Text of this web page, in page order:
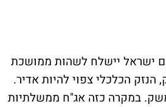
ישראל יישלח לשהות ממושכת
הכלכלי צפוי להיות אדיר.
במקרה כזה אג"ח ממשלתיות